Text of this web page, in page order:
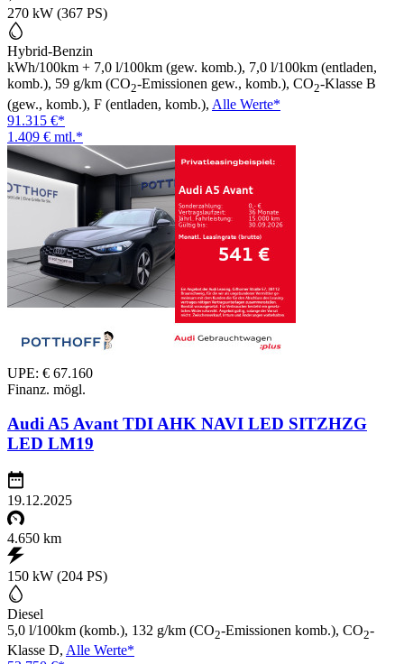
270 kW (367 PS)
Hybrid-Benzin
kWh/100km + 7,0 l/100km (gew. komb.), 7,0 l/100km (entladen,
komb.), 59 g/km (CO2-Emissionen gew., komb.), CO2-Klasse B
(gew., komb.), F (entladen, komb.), Alle Werte*
91.315 €*
1.409 € mtl.*
UPE: € 67.160
Finanz. mögl.
Audi A5 Avant TDI AHK NAVI LED SITZHZG
LED LM19
19.12.2025
4.650 km
150 kW (204 PS)
Diesel
5,0 l/100km (komb.), 132 g/km (CO2-Emissionen komb.), CO2-
Klasse D, Alle Werte*